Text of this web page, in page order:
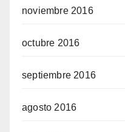
noviembre 2016
octubre 2016
septiembre 2016
agosto 2016